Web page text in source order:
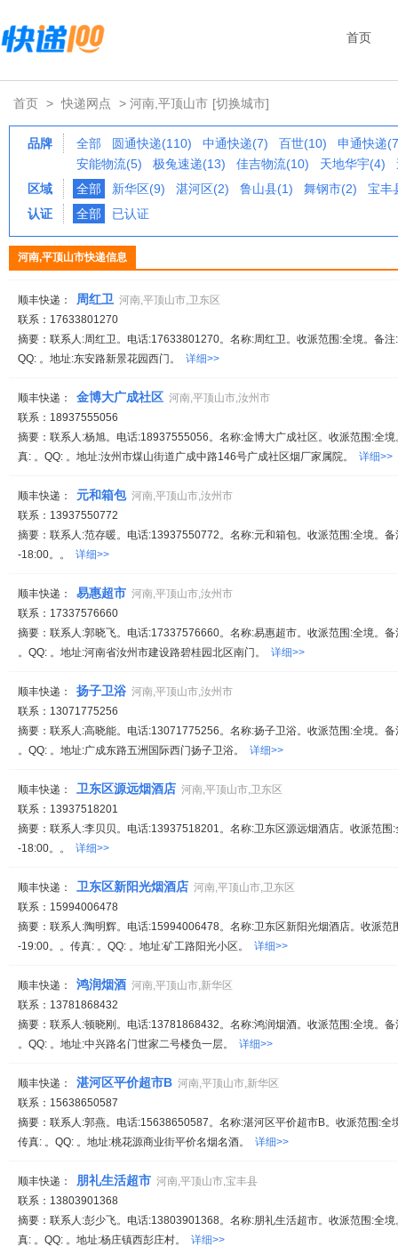
首页
首页 > 快递网点 > 河南,平顶山市 [切换城市]
品牌 全部 圆通快递(110) 中通快递(7) 百世(10)
申通快递
安能物流(5)
极兔速递(13) 佳吉物流(10) 天地华宇(4)
区域
全部 新华区(9) 湛河区(2) 鲁山县(1) 舞钢市(2)
宝丰
认证
全部 已认证
河南,平顶山市快递信息
顺丰快递： 周红卫 河南,平顶山市,卫东区
联系：17633801270
摘要：联系人:周红卫。电话:17633801270。名称:周红卫。收派范围:全境。备
QQ: 。地址:东安路新景花园西门。 详细>>
顺丰快递： 金博大广成社区 河南,平顶山市,汝州市
联系：18937555056
摘要：联系人:杨旭。电话:18937555056。名称:金博大广成社区。收派范围:全
真: 。QQ: 。地址:汝州市煤山街道广成中路146号广成社区烟厂家属院。 详细>>
顺丰快递： 元和箱包 河南,平顶山市,汝州市
联系：13937550772
摘要：联系人:范存暖。电话:13937550772。名称:元和箱包。收派范围:全境。
-18:00。。 详细>>
顺丰快递： 易惠超市 河南,平顶山市,汝州市
联系：17337576660
摘要：联系人:郭晓飞。电话:17337576660。名称:易惠超市。收派范围:全境。
。QQ: 。地址:河南省汝州市建设路碧桂园北区南门。 详细>>
顺丰快递： 扬子卫浴 河南,平顶山市,汝州市
联系：13071775256
摘要：联系人:高晓能。电话:13071775256。名称:扬子卫浴。收派范围:全境。
。QQ: 。地址:广成东路五洲国际西门扬子卫浴。 详细>>
顺丰快递： 卫东区源远烟酒店 河南,平顶山市,卫东区
联系：13937518201
摘要：联系人:李贝贝。电话:13937518201。名称:卫东区源远烟酒店。收派范围
-18:00。。 详细>>
顺丰快递： 卫东区新阳光烟酒店 河南,平顶山市,卫东区
联系：15994006478
摘要：联系人:陶明辉。电话:15994006478。名称:卫东区新阳光烟酒店。收派范
-19:00。。传真: 。QQ: 。地址:矿工路阳光小区。 详细>>
顺丰快递： 鸿润烟酒 河南,平顶山市,新华区
联系：13781868432
摘要：联系人:顿晓刚。电话:13781868432。名称:鸿润烟酒。收派范围:全境。
。QQ: 。地址:中兴路名门世家二号楼负一层。 详细>>
顺丰快递： 湛河区平价超市B 河南,平顶山市,新华区
联系：15638650587
摘要：联系人:郭燕。电话:15638650587。名称:湛河区平价超市B。收派范围:
传真: 。QQ: 。地址:桃花源商业街平价名烟名酒。 详细>>
顺丰快递： 朋礼生活超市 河南,平顶山市,宝丰县
联系：13803901368
摘要：联系人:彭少飞。电话:13803901368。名称:朋礼生活超市。收派范围:全
真: 。QQ: 。地址:杨庄镇西彭庄村。 详细>>